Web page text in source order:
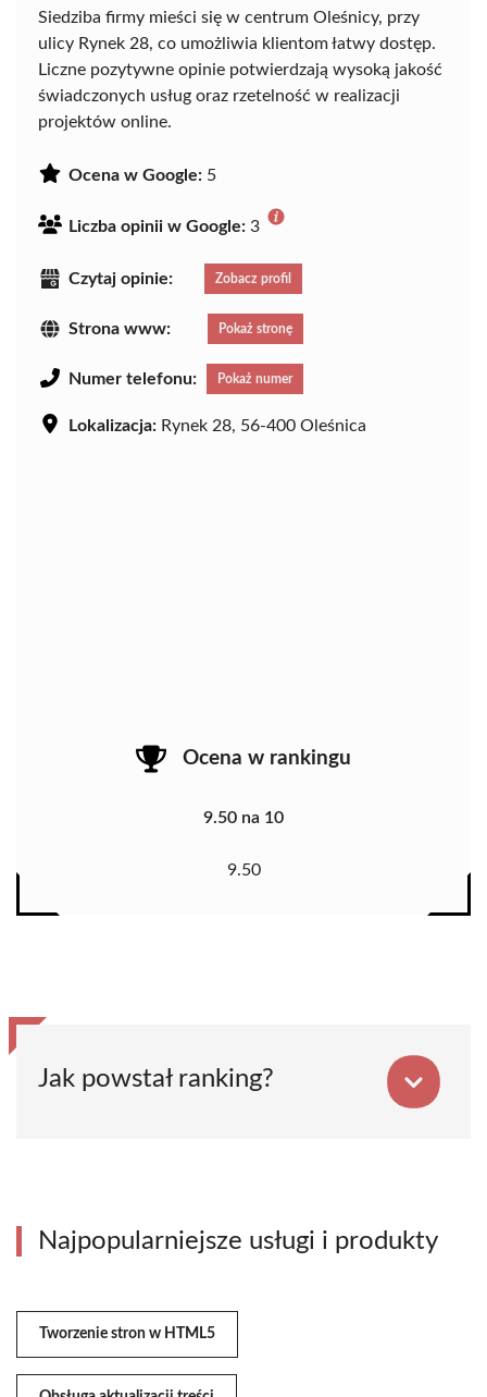
Siedziba firmy mieści się w centrum Oleśnicy, przy
ulicy Rynek 28, co umożliwia klientom łatwy dostęp.
Liczne pozytywne opinie potwierdzają wysoką jakość
świadczonych usług oraz rzetelność w realizacji
projektów online.
Ocena w Google: 5
Liczba opinii w Google: 3
Czytaj opinie: Zobacz profil
Strona www: Pokaż stronę
Numer telefonu: Pokaż numer
Lokalizacja: Rynek 28, 56-400 Oleśnica
Ocena w rankingu
9.50 na 10
9.50
Jak powstał ranking?
Najpopularniejsze usługi i produkty
Tworzenie stron w HTML5